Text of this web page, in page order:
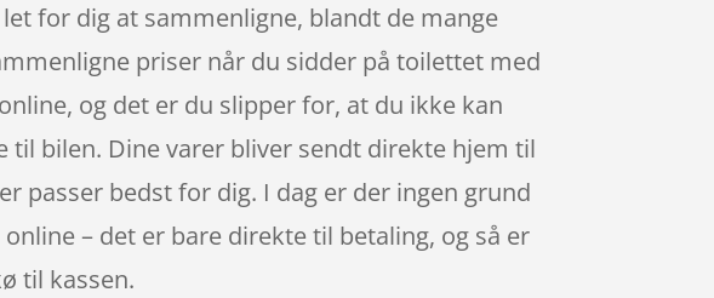
for dig at sammenligne, blandt de mange
priser når du sidder på toilettet med
og det er du slipper for, at du ikke kan
til bilen. Dine varer bliver sendt direkte hjem til
passer bedst for dig. I dag er der ingen grund
– det er bare direkte til betaling, og så er
til kassen.